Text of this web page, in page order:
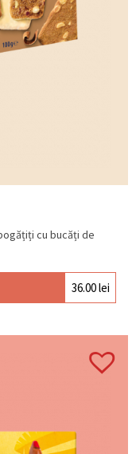
cu bucăți de
36.00lei